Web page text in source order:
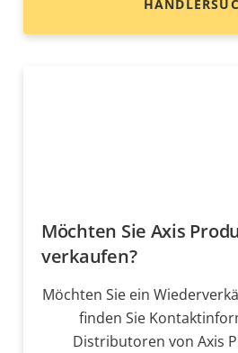
Möchten Sie Axis
verkaufen?
Möchten Sie ein
finden Sie
Distributoren von Axis